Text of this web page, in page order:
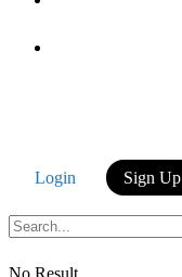
Login Sign Up
No Result